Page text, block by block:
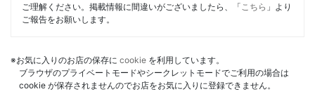
ご理解ください。掲載情報に間違いがございましたら、「 こちら 」より
ご報告をお願いします。
※お気に入りのお店の保存に cookie を利用しています。
ブラウザのプライベートモードやシークレットモードでご利用の場合は
cookie が保存されませんのでお店をお気に入りに登録できません。